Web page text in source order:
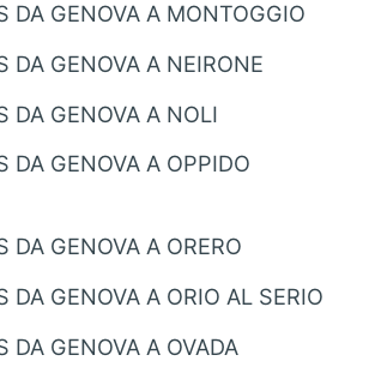
DA GENOVA A MONTOGGIO
DA GENOVA A NEIRONE
DA GENOVA A NOLI
DA GENOVA A OPPIDO
DA GENOVA A ORERO
DA GENOVA A ORIO AL SERIO
DA GENOVA A OVADA